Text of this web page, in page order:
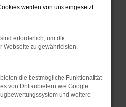
und deine
zum Beispiel deine
wie Werbeblocker,
bestimmter Seiten
die Seite in einem
in einem privaten
werden von uns eingesetzt:
erforderlich, um die
Webseite zu gewährleisten.
die bestmögliche Funktionalität
von Drittanbietern wie Google
und weitere